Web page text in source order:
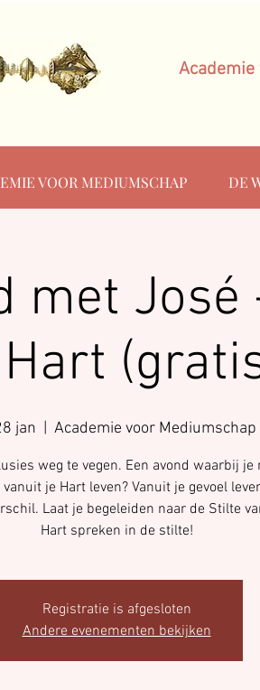
VOOR MEDIUMSCHAP DE
met José
jan Academie voor Mediumschap
weg te vegen. Een avond waarbij je
je Hart leven? Vanuit je gevoel
Laat je begeleiden naar de Stilte
Hart spreken in de stilte!
Registratie is afgesloten
Andere evenementen bekijken